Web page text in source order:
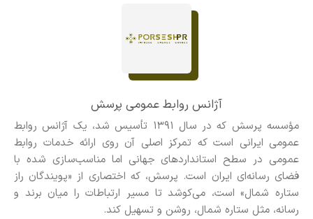
آژانس روابط عمومی پرسش
مؤسسه پرسش که در سال ۱۳۹۱ تأسیس شد، یک آژانس روابط
عمومی ایرانی است که تمرکز اصلی آن روی ارائه خدمات روابط
عمومی در سطح استانداردهای جهانی اما مناسب‌سازی شده با
فضای رسانه‌ای ایران است. پرسش، که اختصاری از «پویندگان راز
ستاره شمال» است، می‌کوشد تا مسیر ارتباطات را میان برند و
رسانه، مثل ستاره شمال، روشن و تسهیل کند.